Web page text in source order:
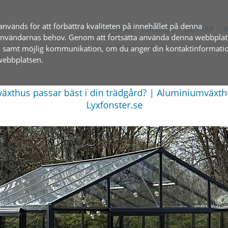
för att förbättra kvaliteten på innehållet på denna
behov. Genom att fortsätta använda denna
möjlig kommunikation, om du anger din
VÄXTHUS
& UTERUM
FÖNSTER DÖRRAR
passar bäst i din trädgård? |
Lyxfonster.se